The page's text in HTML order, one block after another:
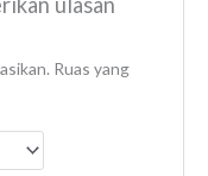
Ruas yang